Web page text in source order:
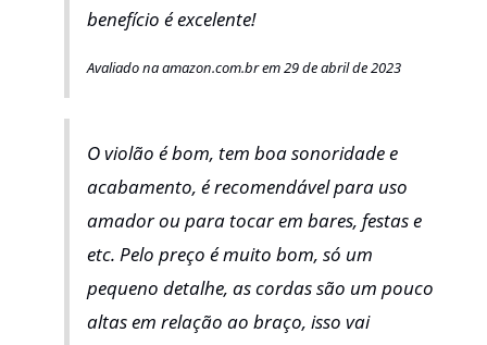
benefício é excelente!
Avaliado na amazon.com.br em 29 de abril de 2023
O violão é bom, tem boa sonoridade e
acabamento, é recomendável para uso
amador ou para tocar em bares, festas e
etc. Pelo preço é muito bom, só um
pequeno detalhe, as cordas são um pouco
altas em relação ao braço, isso vai